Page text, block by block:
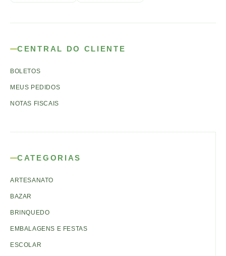
CENTRAL DO CLIENTE
BOLETOS
MEUS PEDIDOS
NOTAS FISCAIS
CATEGORIAS
ARTESANATO
BAZAR
BRINQUEDO
EMBALAGENS E FESTAS
ESCOLAR